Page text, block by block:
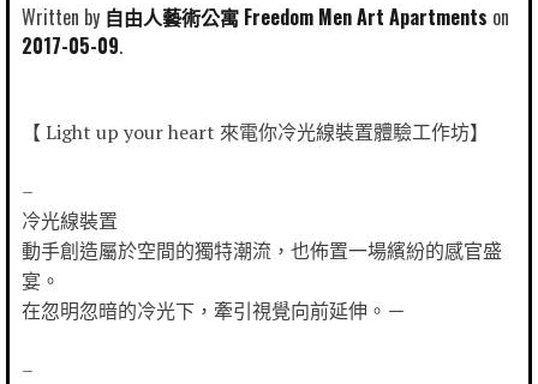
Written by 自由人藝術公寓 Freedom Men Art Apartments
2017-05-09
【 Light up your heart 來電你冷光線裝置體驗工作坊】
–
冷光線裝置
動手創造屬於空間的獨特潮流，也佈置一場繽紛的感官盛
宴。
在忽明忽暗的冷光下，牽引視覺向前延伸。 －
–